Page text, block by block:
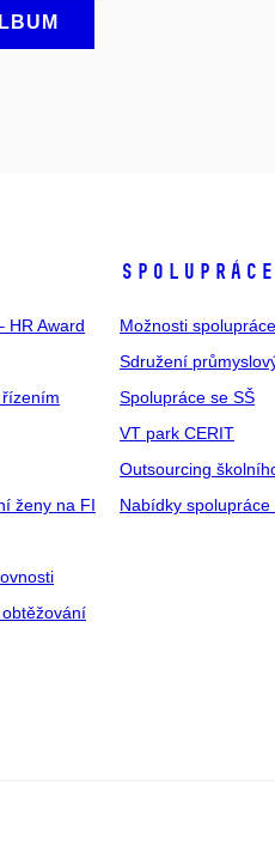
HR Award
ženy na FI
SPOLUPRÁCE
Možnosti spolupráce
Sdružení
Spolupráce se SŠ
VT park CERIT
Outsourcing
Nabídky